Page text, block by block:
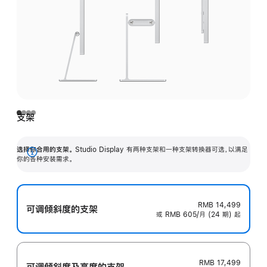
支架
选择你合用的支架。 Studio Display 有两种支架和一种支架转换器可选，以满足
你的各种安装需求。
展
可调倾斜度的支架
RMB 14,499
或 RMB 605/月 (24 期) 起
RMB 17,499